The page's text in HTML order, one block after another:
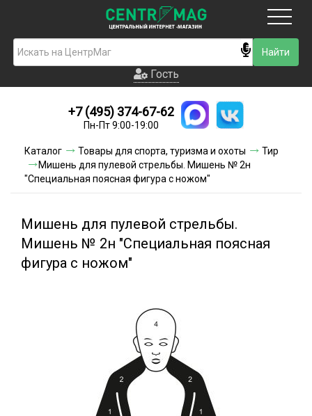
Гость
Новинки
Условия доставки
Условия оплаты
Акции и скидки
Гость
+7 (495) 374-67-62
Пн-Пт 9:00-19:00
Каталог Товары для спорта, туризма и охоты
Тир
Мишень для пулевой стрельбы. Мишень № 2н
"Специальная поясная фигура с ножом"
Мишень для пулевой стрельбы.
Мишень № 2н "Специальная поясная
фигура с ножом"